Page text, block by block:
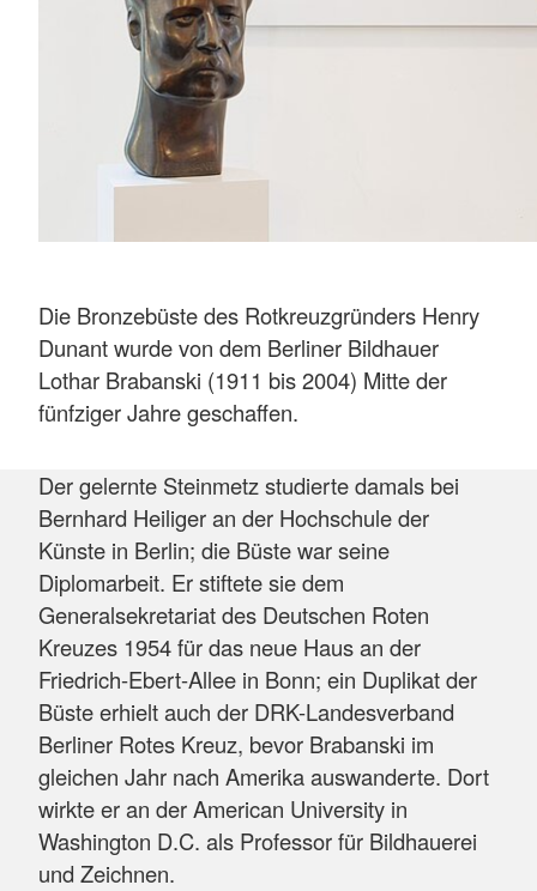
Die Bronzebüste des Rotkreuzgründers Henry
Dunant wurde von dem Berliner Bildhauer
Lothar Brabanski (1911 bis 2004) Mitte der
fünfziger Jahre geschaffen.
Der gelernte Steinmetz studierte damals bei
Bernhard Heiliger an der Hochschule der
Künste in Berlin; die Büste war seine
Diplomarbeit. Er stiftete sie dem
Generalsekretariat des Deutschen Roten
Kreuzes 1954 für das neue Haus an der
Friedrich-Ebert-Allee in Bonn; ein Duplikat der
Büste erhielt auch der DRK-Landesverband
Berliner Rotes Kreuz, bevor Brabanski im
gleichen Jahr nach Amerika auswanderte. Dort
wirkte er an der American University in
Washington D.C. als Professor für Bildhauerei
und Zeichnen.